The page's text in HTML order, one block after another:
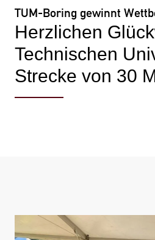
TUM-Boring gewinnt
Herzlichen
Technischen
Strecke von 30